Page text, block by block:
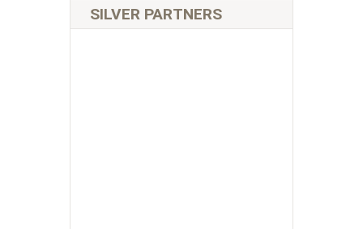
SILVER PARTNERS